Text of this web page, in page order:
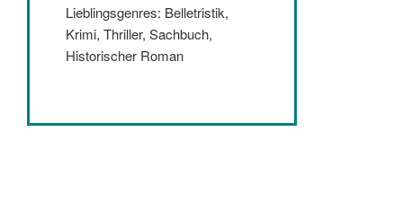
Lieblingsgenres: Belletristik,
Krimi, Thriller, Sachbuch,
Historischer Roman